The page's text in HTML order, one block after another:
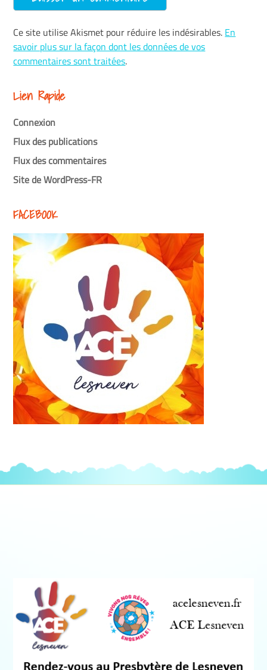
Ce site utilise Akismet pour réduire les indésirables. En
savoir plus sur la façon dont les données de vos
commentaires sont traitées.
Lien Rapide
Connexion
Flux des publications
Flux des commentaires
Site de WordPress-FR
FACEBOOK